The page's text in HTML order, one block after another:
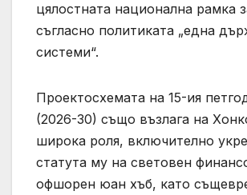
цялостната национална рамка
съгласно политиката „една
системи“.
Проектосхемата на 15-ия
(2026-30) също възлага на
широка роля, включително
статута му на световен
офшорен юан хъб, като